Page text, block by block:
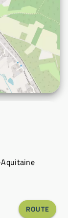
ROUTE